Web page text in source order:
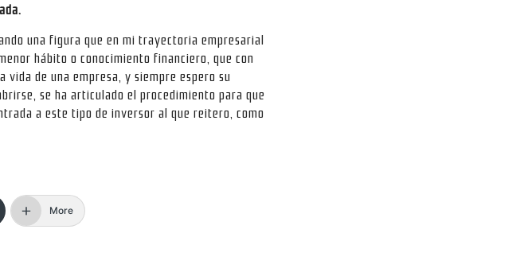
una figura que en mi trayectoria empresarial
hábito o conocimiento financiero, que con
de una empresa, y siempre espero su
se ha articulado el procedimiento para que
a este tipo de inversor al que reitero, como
More